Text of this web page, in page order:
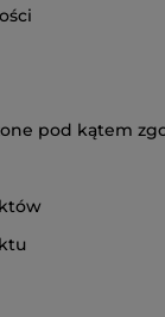
pod kątem